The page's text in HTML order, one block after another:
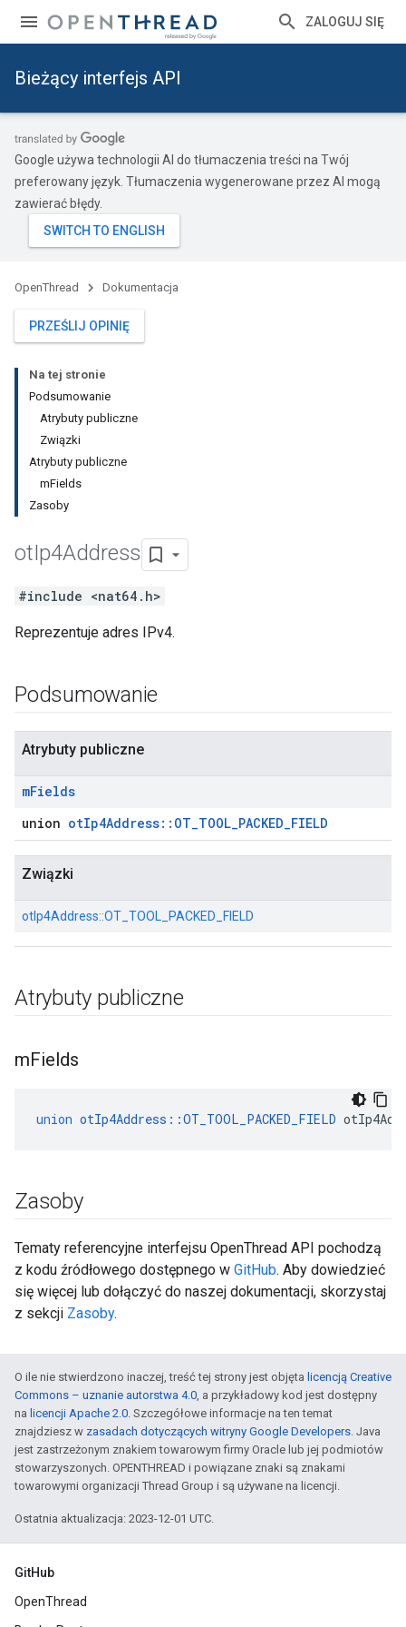
ZALOGUJ SIĘ
Bieżący interfejs API
Google używa technologii AI do tłumaczenia treści na Twój
preferowany język. Tłumaczenia wygenerowane przez AI mogą
zawierać błędy.
OpenThread Dokumentacja
PRZEŚLIJ OPINIĘ
Na tej stronie
Podsumowanie
Atrybuty publiczne
Związki
Atrybuty publiczne
mFields
Zasoby
otIp4Address
#include <nat64.h>
Reprezentuje adres IPv4.
Podsumowanie
Atrybuty publiczne
mFields
union otIp4Address::OT_TOOL_PACKED_FIELD
Związki
otIp4Address::OT_TOOL_PACKED_FIELD
Atrybuty publiczne
mFields
union otIp4Address ::OT_TOOL_PACKED_FIELD
Zasoby
Tematy referencyjne interfejsu OpenThread API pochodzą
z kodu źródłowego dostępnego w GitHub. Aby dowiedzieć
się więcej lub dołączyć do naszej dokumentacji, skorzystaj
z sekcji Zasoby.
O ile nie stwierdzono inaczej, treść tej strony jest objęta licencją Creative
Commons – uznanie autorstwa 4.0, a przykładowy kod jest dostępny
na licencji Apache 2.0. Szczegółowe informacje na ten temat
znajdziesz w zasadach dotyczących witryny Google Developers. Java
jest zastrzeżonym znakiem towarowym firmy Oracle lub jej podmiotów
stowarzyszonych. OPENTHREAD i powiązane znaki są znakami
towarowymi organizacji Thread Group i są używane na licencji.
Ostatnia aktualizacja: 2023-12-01 UTC.
GitHub
OpenThread